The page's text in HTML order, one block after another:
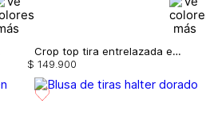
Crop top tira entrelazada en el dorso
$ 149 900